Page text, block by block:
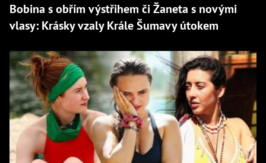
Bobina s obřím výstřihem či Žaneta s novými
vlasy: Krásky vzaly Krále Šumavy útokem